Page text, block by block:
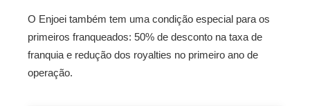
O Enjoei também tem uma condição especial para os
primeiros franqueados: 50% de desconto na taxa de
franquia e redução dos royalties no primeiro ano de
operação.